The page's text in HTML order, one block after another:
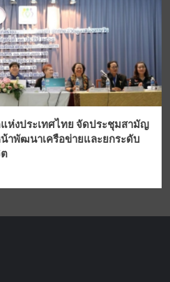
ห่งประเทศไทย จัดประชุมสามัญ
น้าพัฒนาเครือข่ายและยกระดับ